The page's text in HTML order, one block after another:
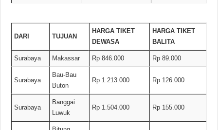
DARI TUJUAN
HARGA TIKET
DEWASA
HARGA TIKET
BALITA
Surabaya Makassar Rp 846.000 Rp 89.000
Surabaya
Bau-Bau
Buton
Rp 1.213.000 Rp 126.000
Surabaya
Banggai
Luwuk
Rp 1.504.000 Rp 155.000